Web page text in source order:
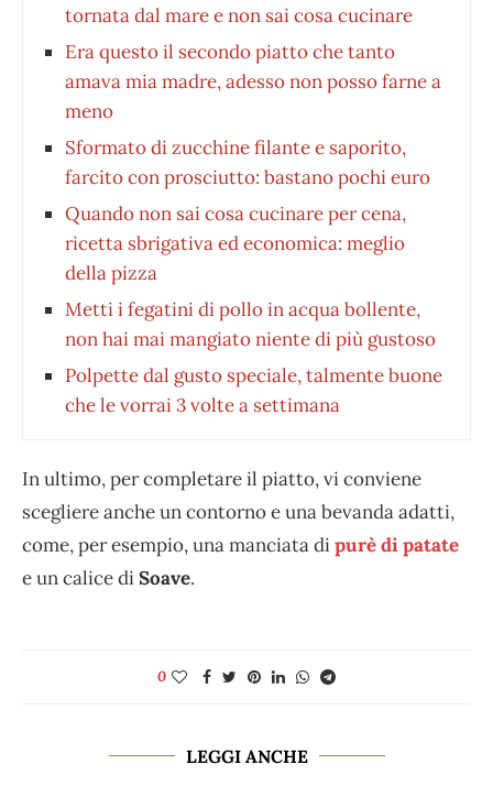
tornata dal mare e non sai cosa cucinare
Era questo il secondo piatto che tanto
amava mia madre, adesso non posso farne a
meno
Sformato di zucchine filante e saporito,
farcito con prosciutto: bastano pochi euro
Quando non sai cosa cucinare per cena,
ricetta sbrigativa ed economica: meglio
della pizza
Metti i fegatini di pollo in acqua bollente,
non hai mai mangiato niente di più gustoso
Polpette dal gusto speciale, talmente buone
che le vorrai 3 volte a settimana
In ultimo, per completare il piatto, vi conviene
scegliere anche un contorno e una bevanda adatti,
come, per esempio, una manciata dipurè di patate
e un calice diSoave.
0
LEGGI ANCHE